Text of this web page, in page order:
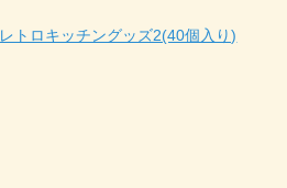
レトロキッチングッズ2(40個入り)